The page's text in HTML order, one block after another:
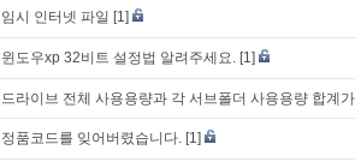
임시 인터넷 파일 [1]
윈도우xp 32비트 설정법 알려주세요. [1]
드라이브 전체 사용용량과 각 서브폴더 사용용량 합계
정품코드를 잊어버렸습니다. [1]